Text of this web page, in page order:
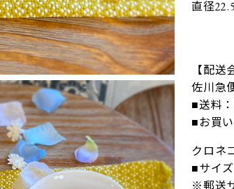
直径
【配送
佐川急
■送料
■お買
クロネ
■サイ
※郵送